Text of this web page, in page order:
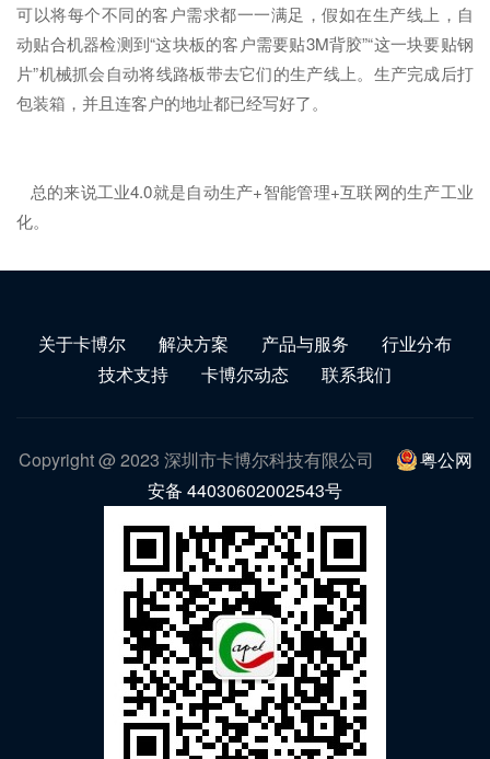
可以将每个不同的客户需求都一一满足，假如在生产线上，自
动贴合机器检测到“这块板的客户需要贴3M背胶”“这一块要贴钢
片”机械抓会自动将线路板带去它们的生产线上。生产完成后打
包装箱，并且连客户的地址都已经写好了。
总的来说工业4.0就是自动生产+智能管理+互联网的生产工业
化。
关于卡博尔 解决方案 产品与服务
行业分布
技术支持
卡博尔动态 联系我们
Copyright @ 2023 深圳市卡博尔科技有限公司
粤公网
安备 44030602002543号